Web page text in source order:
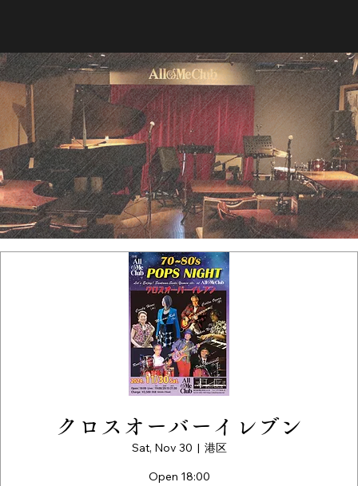
クロスオーバーイレブン
Sat, Nov 30
  |
港区
Open 18:00